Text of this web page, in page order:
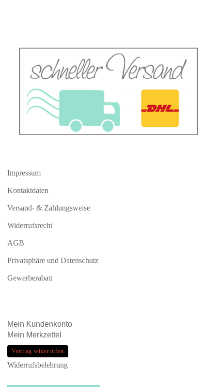
Impressum
Kontaktdaten
Versand- & Zahlungsweise
Widerrufsrecht
AGB
Privatsphäre und Datenschutz
Gewerberabatt
Mein Kundenkonto
Mein Merkzettel
Vertrag widerrufen
Widerrufsbelehrung